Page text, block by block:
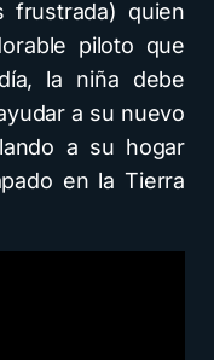
frustrada) quien
piloto que
la niña debe
a su nuevo
a su hogar
en la Tierra